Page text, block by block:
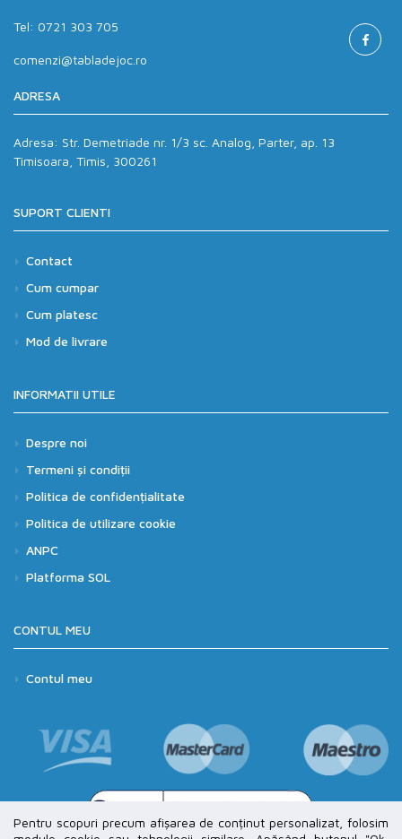
Tel: 0721 303 705
comenzi@tabladejoc.ro
ADRESA
Adresa: Str. Demetriade nr. 1/3 sc. Analog, Parter, ap. 13
Timisoara, Timis, 300261
SUPORT CLIENTI
Contact
Cum cumpar
Cum platesc
Mod de livrare
INFORMATII UTILE
Despre noi
Termeni și condiții
Politica de confidențialitate
Politica de utilizare cookie
ANPC
Platforma SOL
CONTUL MEU
Contul meu
Pentru scopuri precum afișarea de conținut personalizat, folosim